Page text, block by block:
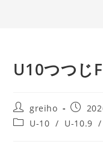
U10つつじ
greiho
U-10 / U-10.9 /